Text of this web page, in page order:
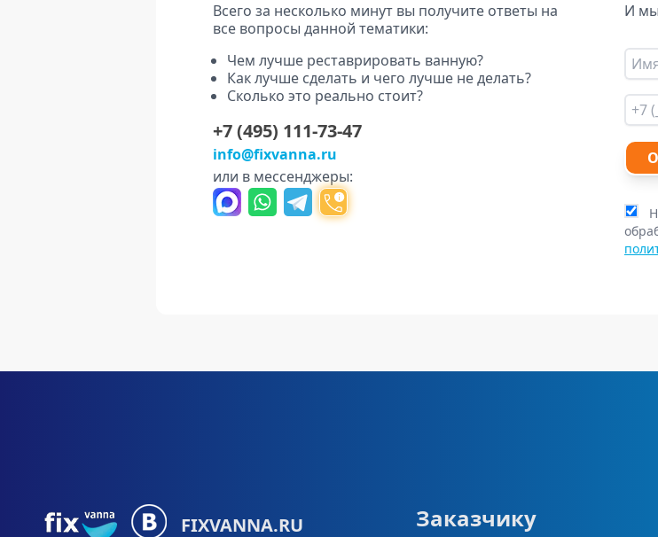
Всего за несколько минут вы получите ответы на
все вопросы данной тематики:
Чем лучше реставрировать ванную?
Как лучше сделать и чего лучше не делать?
Сколько это реально стоит?
+7 (495) 111-73-47
info@fixvanna.ru
или в мессенджеры:
И
FIXVANNA.RU Заказчику